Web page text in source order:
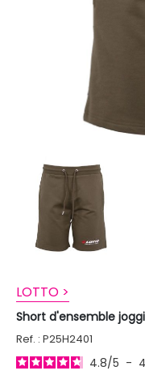
LOTTO >
Short d'ensemble
Ref. : P25H2401
4.8/5 - 4